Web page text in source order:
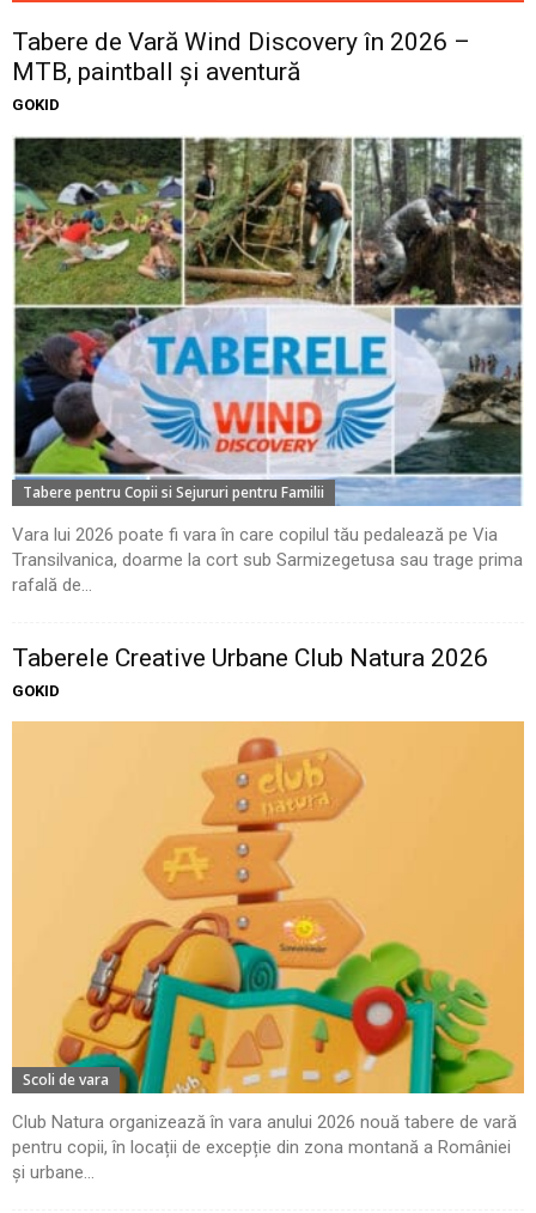
Tabere de Vară Wind Discovery în 2026 –
MTB, paintball și aventură
GOKID
Tabere pentru Copii si Sejururi pentru Familii
Vara lui 2026 poate fi vara în care copilul tău pedalează pe Via
Transilvanica, doarme la cort sub Sarmizegetusa sau trage prima
rafală de...
Taberele Creative Urbane Club Natura 2026
GOKID
Scoli de vara
Club Natura organizează în vara anului 2026 nouă tabere de vară
pentru copii, în locații de excepție din zona montană a României
și urbane...